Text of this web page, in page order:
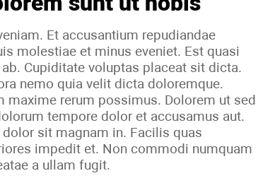
Et accusantium repudiandae
molestiae et minus eveniet. Est quasi
Cupiditate voluptas placeat sit dicta.
nemo quia velit dicta doloremque.
maxime rerum possimus. Dolorem ut sed
tempore dolor et accusamus aut.
sit magnam in. Facilis quas
impedit et. Non commodi numquam
a ullam fugit.